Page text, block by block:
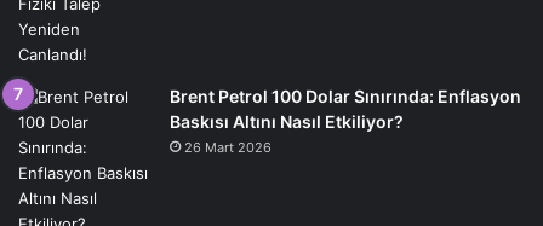
Brent Petrol 100 Dolar Sınırında: Enflasyon
Baskısı Altını Nasıl Etkiliyor?
26 Mart 2026